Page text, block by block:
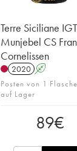
Terre Siciliane IGT
Munjebel CS
Cornelissen
2020 A
Posten von 1
auf Lager
89€